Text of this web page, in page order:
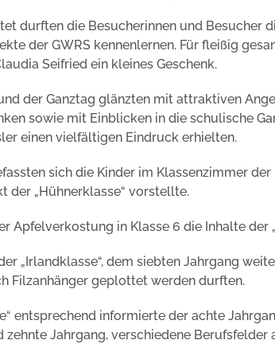
durften die Besucherinnen und Besucher
der GWRS kennenlernen. Für fleißig
Seifried ein kleines Geschenk.
der Ganztag glänzten mit attraktiven
sowie mit Einblicken in die schulische
einen vielfältigen Eindruck erhielten.
sich die Kinder im Klassenzimmer der
der „Hühnerklasse“ vorstellte.
Apfelverkostung in Klasse 6 die Inhalte der
„Irlandklasse“, dem siebten Jahrgang
Filzanhänger geplottet werden durften.
entsprechend informierte der achte
Jahrgang, verschiedene Berufsfelder